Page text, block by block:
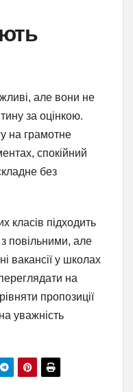
але вони не
за оцінкою.
на грамотне
спокійний
без
класів підходить
повільними, але
вакансії у школах
на
пропозиції
уважність